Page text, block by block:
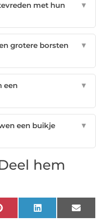
met hun
▼
grotere borsten
▼
een
▼
een buikje
▼
hem
Pinterest LinkedIn Email